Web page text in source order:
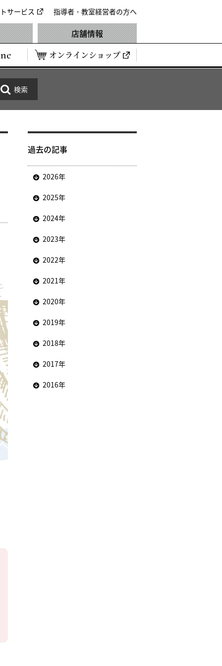
サービス 指導者・教室経営者の方へ
オンラインショップ
店舗情報
過去の記事
2026年
2025年
2024年
2023年
2022年
2021年
2020年
2019年
2018年
2017年
2016年